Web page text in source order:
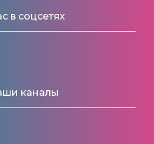
в соцсетях
каналы